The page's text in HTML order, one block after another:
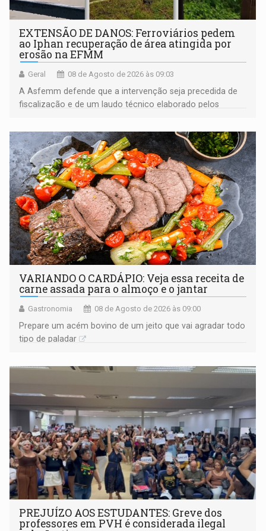
EXTENSÃO DE DANOS: Ferroviários pedem
ao Iphan recuperação de área atingida por
erosão na EFMM
Geral 08 de Agosto de 2026 às 09:03
A Asfemm defende que a intervenção seja precedida de
fiscalização e de um laudo técnico elaborado pelos
VARIANDO O CARDÁPIO: Veja essa receita de
carne assada para o almoço e o jantar
Gastronomia 08 de Agosto de 2026 às 09:00
Prepare um acém bovino de um jeito que vai agradar todo
tipo de paladar
PREJUÍZO AOS ESTUDANTES: Greve dos
professores em PVH é considerada ilegal